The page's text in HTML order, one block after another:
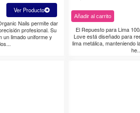
Ver Producto
Nails permite dar
profesional. Su
un limado uniforme y
Añadir al carrito
El Repuesto para Lima
Love está diseñado para
lima metálica, manteniendo